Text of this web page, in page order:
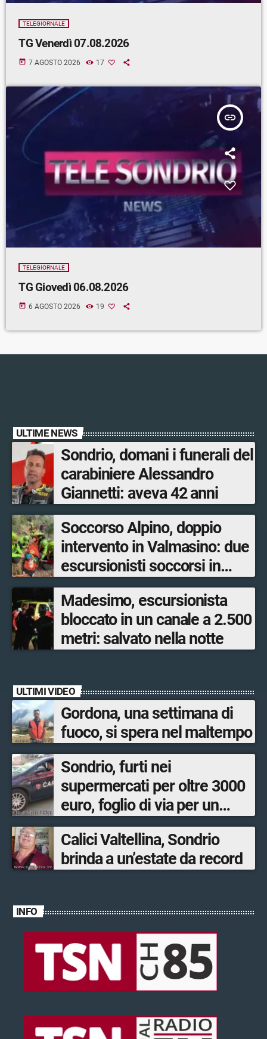
TELEGIORNALE
TG Venerdì 07.08.2026
today 7 AGOSTO 2026 17
insert_link
TELEGIORNALE
TG Giovedì 06.08.2026
today 6 AGOSTO 2026 19
ULTIME NEWS
Sondrio, domani i funerali del
carabiniere Alessandro
Giannetti: aveva 42 anni
Soccorso Alpino, doppio
intervento in Valmasino: due
escursionisti soccorsi in
poche ore
Madesimo, escursionista
bloccato in un canale a 2.500
metri: salvato nella notte
ULTIMI VIDEO
Gordona, una settimana di
fuoco, si spera nel maltempo
Sondrio, furti nei
supermercati per oltre 3000
euro, foglio di via per un
ventinovenne
Calici Valtellina, Sondrio
brinda a un’estate da record
INFO